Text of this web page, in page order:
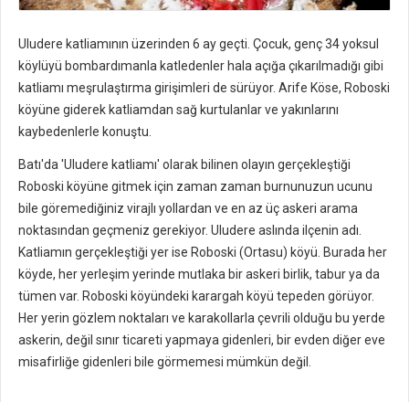
Uludere katliamının üzerinden 6 ay geçti. Çocuk, genç 34 yoksul
köylüyü bombardımanla katledenler hala açığa çıkarılmadığı gibi
katliamı meşrulaştırma girişimleri de sürüyor. Arife Köse, Roboski
köyüne giderek katliamdan sağ kurtulanlar ve yakınlarını
kaybedenlerle konuştu.
Batı'da 'Uludere katliamı' olarak bilinen olayın gerçekleştiği
Roboski köyüne gitmek için zaman zaman burnunuzun ucunu
bile göremediğiniz virajlı yollardan ve en az üç askeri arama
noktasından geçmeniz gerekiyor. Uludere aslında ilçenin adı.
Katliamın gerçekleştiği yer ise Roboski (Ortasu) köyü. Burada her
köyde, her yerleşim yerinde mutlaka bir askeri birlik, tabur ya da
tümen var. Roboski köyündeki karargah köyü tepeden görüyor.
Her yerin gözlem noktaları ve karakollarla çevrili olduğu bu yerde
askerin, değil sınır ticareti yapmaya gidenleri, bir evden diğer eve
misafirliğe gidenleri bile görmemesi mümkün değil.